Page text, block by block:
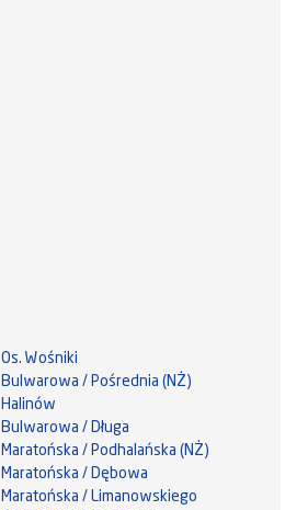
Os. Wośniki
Bulwarowa / Pośrednia (NŻ)
Halinów
Bulwarowa / Długa
Maratońska / Podhalańska (NŻ)
Maratońska / Dębowa
Maratońska / Limanowskiego